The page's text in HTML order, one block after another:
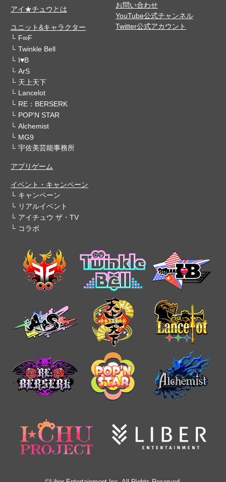
アイ★チュウとは
ユニット&キャラクター
F∞F
Twinkle Bell
I♥B
ArS
天上天下
Lancelot
RE：BERSERK
POP'N STAR
Alchemist
MG9
宇佐美芸能事務所
アプリゲーム
イベント・キャンペーン
キャンペーン
リアルイベント
アイチュウ ザ・TV
コラボ
お問い合わせ
YouTube公式チャンネル
Twitter公式アカウント